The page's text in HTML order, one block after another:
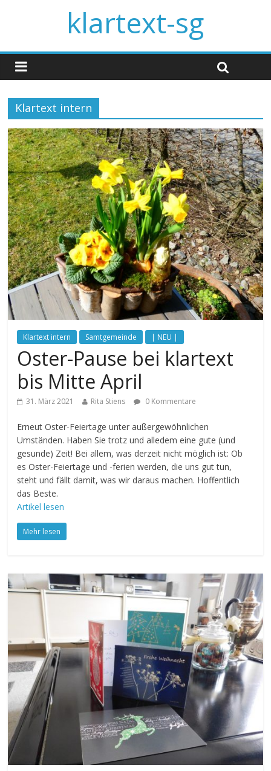
klartext-sg
Klartext intern
Klartext intern Samtgemeinde | NEU |
Oster-Pause bei klartext
bis Mitte April
31. März 2021 Rita Stiens 0 Kommentare
Erneut Oster-Feiertage unter außergewöhnlichen
Umständen. Haben Sie trotz und alledem eine gute (und
gesunde) Zeit! Bei allem, was derzeit nicht möglich ist: Ob
es Oster-Feiertage und -ferien werden, die uns gut tun,
steht und fällt damit, was wir daraus machen. Hoffentlich
das Beste.
Artikel lesen
Mehr lesen